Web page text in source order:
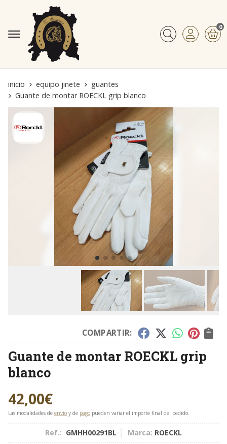
Buscar
0
inicio equipo jinete
guantes
Guante de montar ROECKL grip blanco
COMPARTIR:
Guante de montar ROECKL grip
blanco
42,00€
Las modalidades de envío y de pago pueden variar el importe final del pedido.
Ref.: GMHH00291BL Marca: ROECKL